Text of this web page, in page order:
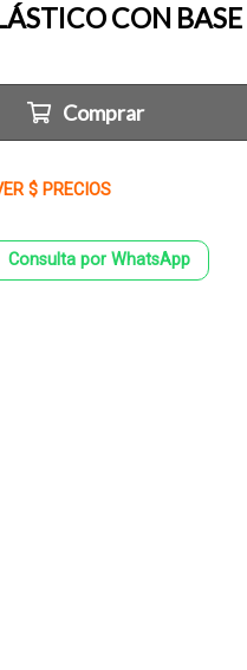
CON BASE
Comprar
$ PRECIOS
Consulta por WhatsApp